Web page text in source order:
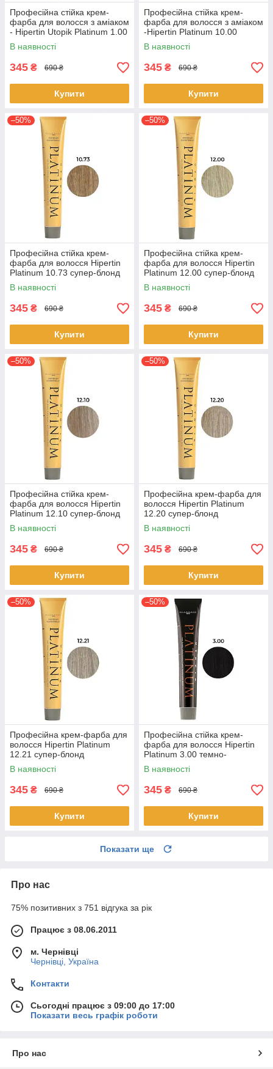
Професійна стійка крем-
фарба для волосся з аміаком
- Hipertin Utopik Platinum 1.00
- Black 60мл
В наявності
345 ₴ 690 ₴
Купити
Професійна стійка крем-
фарба для волосся з аміаком
-Hipertin Platinum 10.00
супер-блонд платиновий
60мл
В наявності
345 ₴ 690 ₴
Купити
–50%
Професійна стійка крем-
фарба для волосся Hipertin
Platinum 10.73 супер-блонд
пісочно-золотистий 60мл
В наявності
345 ₴ 690 ₴
Купити
–50%
Професійна стійка крем-
фарба для волосся Hipertin
Platinum 12.00 супер-блонд
натуральний інтенсивний
60мл
В наявності
345 ₴ 690 ₴
Купити
–50%
Професійна стійка крем-
фарба для волосся Hipertin
Platinum 12.10 супер-блонд
попелястий інтенсивний
60мл
В наявності
345 ₴ 690 ₴
Купити
–50%
Професійна крем-фарба для
волосся Hipertin Platinum
12.20 супер-блонд
перламутровий інтенсивний
60мл
В наявності
345 ₴ 690 ₴
Купити
–50%
Професійна крем-фарба для
волосся Hipertin Platinum
12.21 супер-блонд
перламутрово-попелястий
інтенсивний
В наявності
345 ₴ 690 ₴
Купити
–50%
Професійна стійка крем-
фарба для волосся Hipertin
Platinum 3.00 темно-
каштановий 60 мл
В наявності
345 ₴ 690 ₴
Купити
Показати ще
Про нас
75% позитивних з 751 відгука за рік
Працює з 08.06.2011
м. Чернівці
Чернівці, Україна
Контакти
Сьогодні працює з 09:00 до 17:00
Показати весь графік роботи
Про нас